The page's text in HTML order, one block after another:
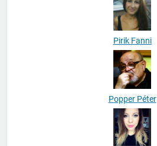
Pirik Fanni
Popper Péter